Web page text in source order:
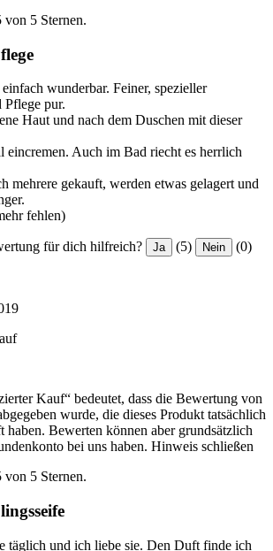
5 Sternen.
wunderbar. Feiner, spezieller
Pflege pur.
Haut und nach dem Duschen mit dieser
eincremen. Auch im Bad riecht es herrlich
mehrere gekauft, werden etwas gelagert und
fehlen)
für dich hilfreich? Ja (5) Nein (0)
Kauf“ bedeutet, dass die Bewertung von
wurde, die dieses Produkt tatsächlich
haben. Bewerten können aber grundsätzlich
bei uns haben. Hinweis schließen
5 Sternen.
täglich und ich liebe sie. Den Duft finde ich